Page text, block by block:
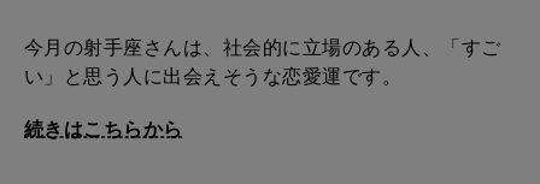
今月の射手座さんは、社会的に立場のある人、「すご
い」と思う人に出会えそうな恋愛運です。
続きはこちらから